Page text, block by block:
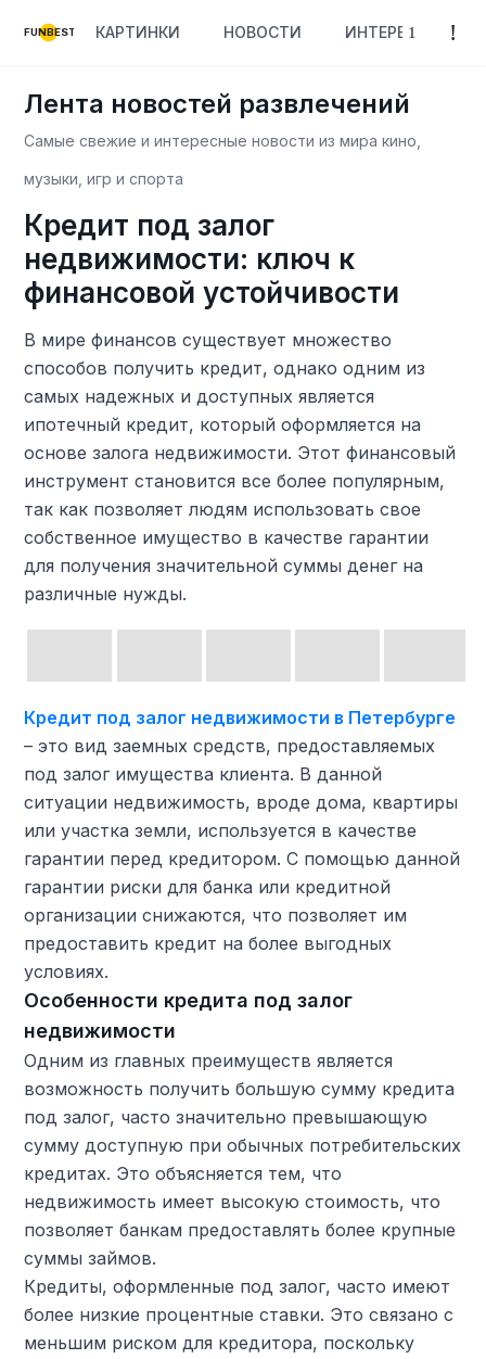
FUNBEST КАРТИНКИ НОВОСТИ ИНТЕРЕСНОЕ
Лента новостей развлечений
Самые свежие и интересные новости из мира кино,
музыки, игр и спорта
Кредит под залог
недвижимости: ключ к
финансовой устойчивости
В мире финансов существует множество
способов получить кредит, однако одним из
самых надежных и доступных является
ипотечный кредит, который оформляется на
основе залога недвижимости. Этот финансовый
инструмент становится все более популярным,
так как позволяет людям использовать свое
собственное имущество в качестве гарантии
для получения значительной суммы денег на
различные нужды.
Кредит под залог недвижимости в Петербурге
– это вид заемных средств, предоставляемых
под залог имущества клиента. В данной
ситуации недвижимость, вроде дома, квартиры
или участка земли, используется в качестве
гарантии перед кредитором. С помощью данной
гарантии риски для банка или кредитной
организации снижаются, что позволяет им
предоставить кредит на более выгодных
условиях.
Особенности кредита под залог
недвижимости
Одним из главных преимуществ является
возможность получить большую сумму кредита
под залог, часто значительно превышающую
сумму доступную при обычных потребительских
кредитах. Это объясняется тем, что
недвижимость имеет высокую стоимость, что
позволяет банкам предоставлять более крупные
суммы займов.
Кредиты, оформленные под залог, часто имеют
более низкие процентные ставки. Это связано с
меньшим риском для кредитора, поскольку